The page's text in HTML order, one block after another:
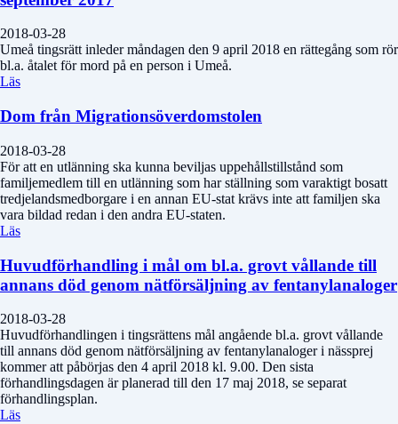
2018-03-28
Umeå tingsrätt inleder måndagen den 9 april 2018 en rättegång som rör
bl.a. åtalet för mord på en person i Umeå.
Läs
Dom från Migrationsöverdomstolen
2018-03-28
För att en utlänning ska kunna beviljas uppehållstillstånd som
familjemedlem till en utlänning som har ställning som varaktigt bosatt
tredjelandsmedborgare i en annan EU-stat krävs inte att familjen ska
vara bildad redan i den andra EU-staten.
Läs
Huvudförhandling i mål om bl.a. grovt vållande till
annans död genom nätförsäljning av fentanylanaloger
2018-03-28
Huvudförhandlingen i tingsrättens mål angående bl.a. grovt vållande
till annans död genom nätförsäljning av fentanylanaloger i nässprej
kommer att påbörjas den 4 april 2018 kl. 9.00. Den sista
förhandlingsdagen är planerad till den 17 maj 2018, se separat
förhandlingsplan.
Läs